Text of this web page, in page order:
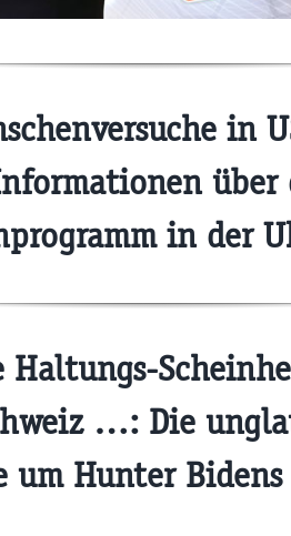
in
über
in der
…: Die
um Hunter